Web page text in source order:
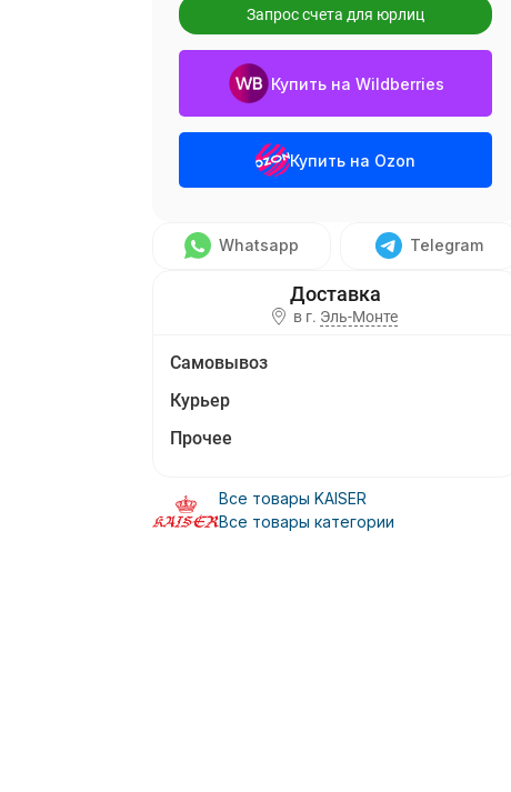
Запрос счета для юрлиц
Купить на Wildberries
Купить на Ozon
Whatsapp Telegram
в г. Эль-Монте
Самовывоз
Курьер
Прочее
Все товары KAISER
Все товары категории